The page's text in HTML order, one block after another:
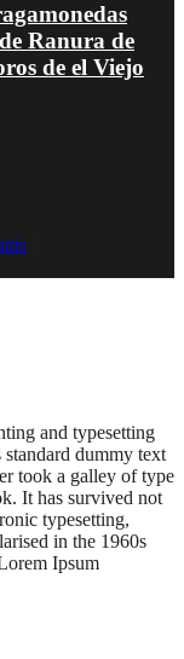
Ranura de
de el Viejo
and typesetting
dummy text
took a galley of type
It has survived not
typesetting,
in the 1960s
Ipsum